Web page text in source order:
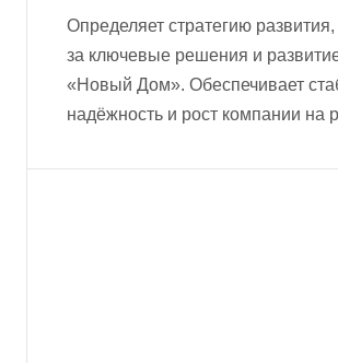
Определяет стратегию развития,
за ключевые решения и
«Новый Дом». Обеспечивает
надёжность и рост компании на